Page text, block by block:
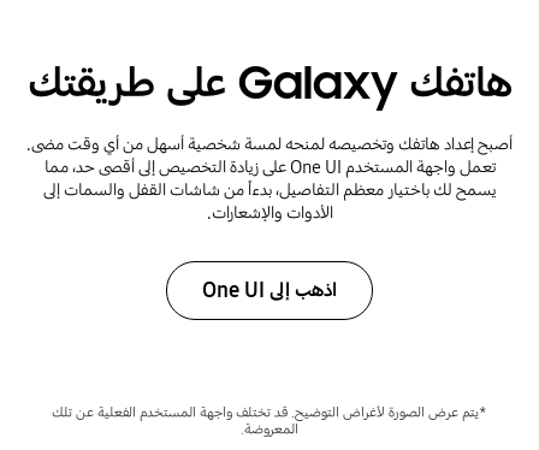
هاتفك Galaxy على طريقتك
أصبح إعداد هاتفك وتخصيصه لمنحه لمسة شخصية أسهل من أي وقت مضى.
تعمل واجهة المستخدم One UI على زيادة التخصيص إلى أقصى حد، مما
يسمح لك باختيار معظم التفاصيل، بدءاً من شاشات القفل والسمات إلى
الأدوات والإشعارات.
اذهب إلى One UI
*يتم عرض الصورة لأغراض التوضيح. قد تختلف واجهة المستخدم الفعلية عن تلك
المعروضة.